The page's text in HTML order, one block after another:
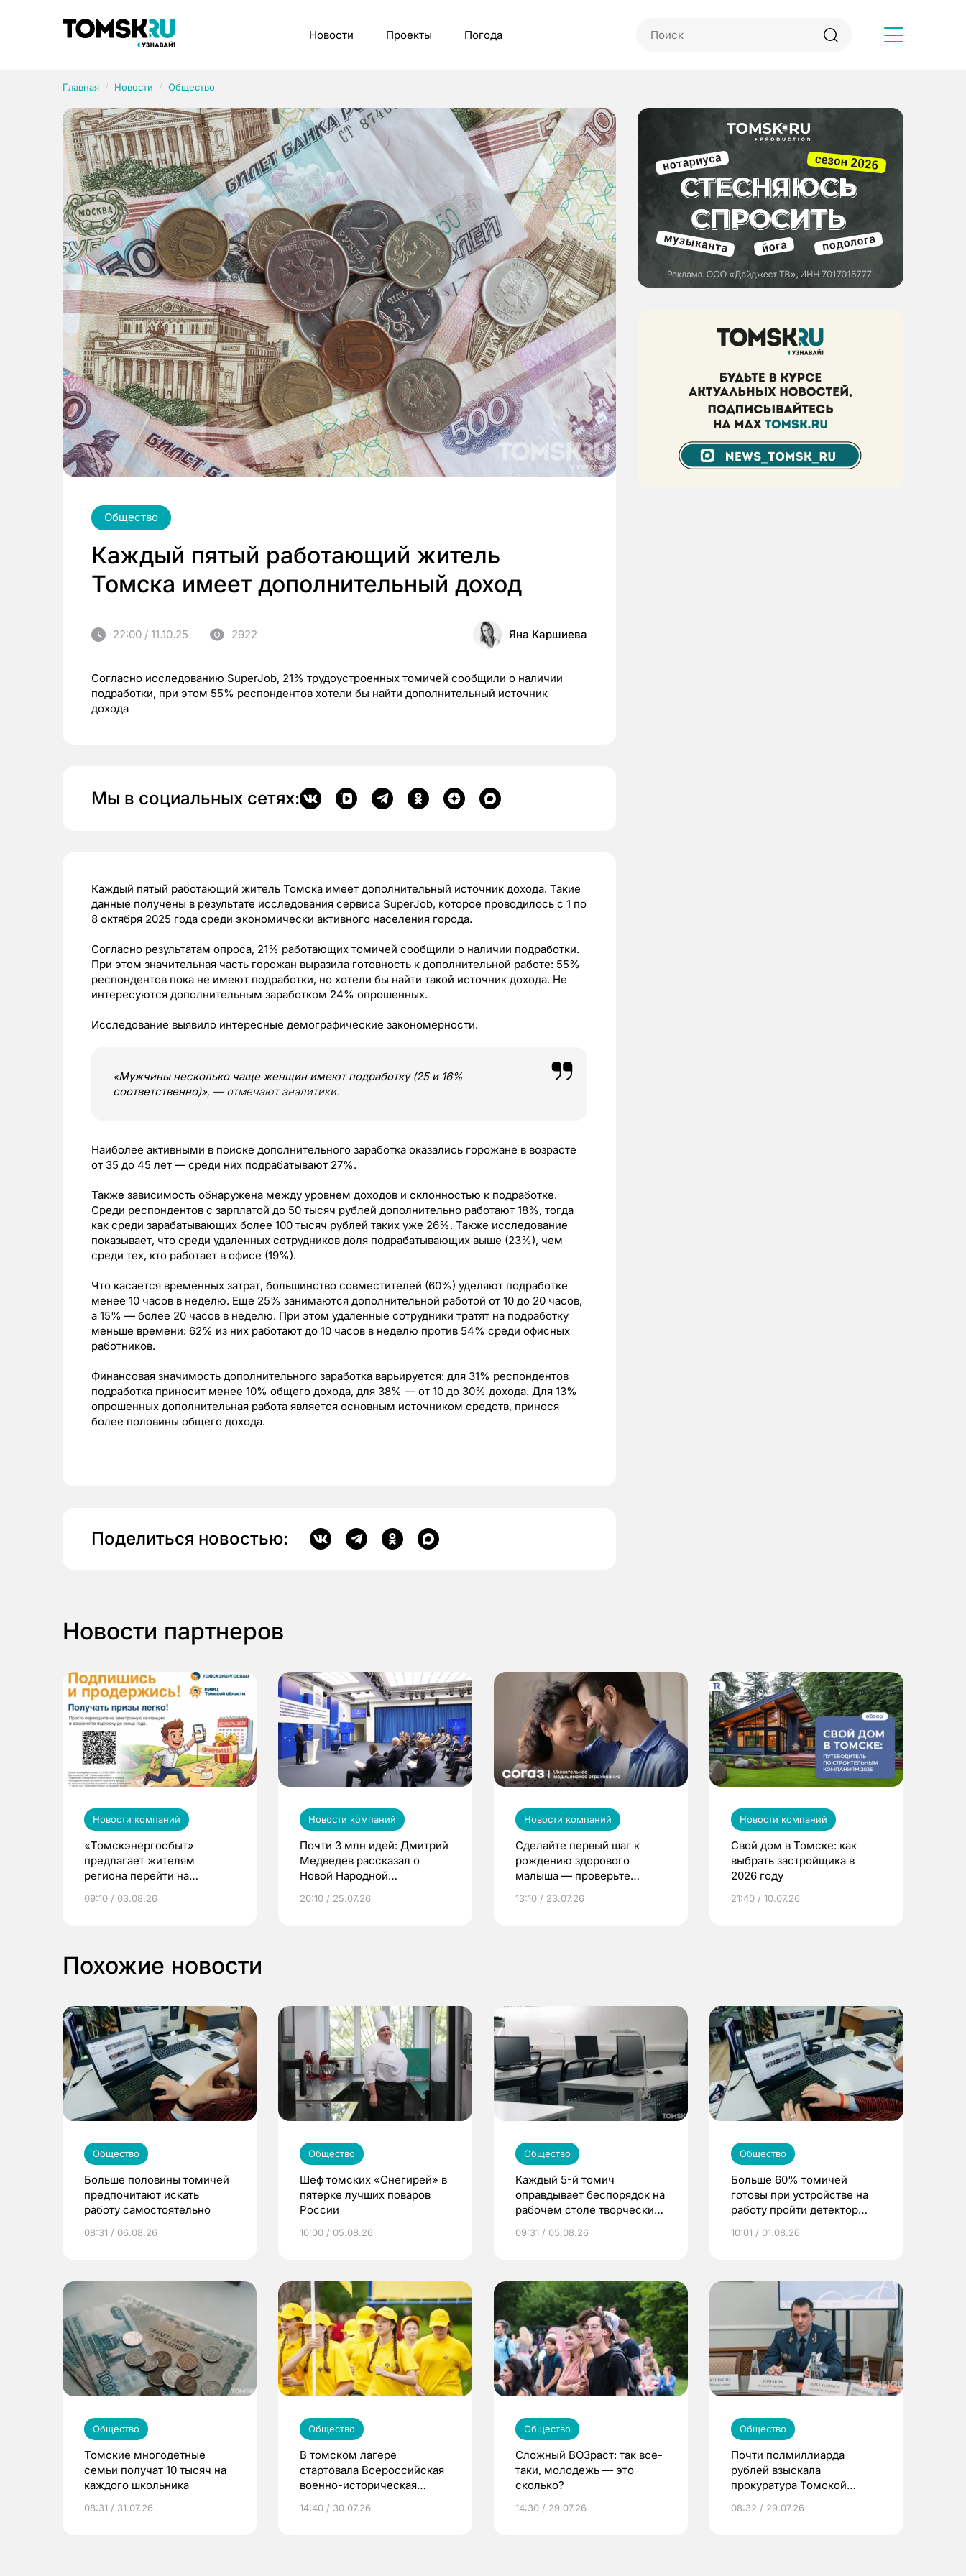
Новости Проекты Погода
Главная Новости Общество
Общество
Каждый пятый работающий житель
Томска имеет дополнительный доход
22:00 / 11.10.25 2922 Яна Каршиева
Согласно исследованию SuperJob, 21% трудоустроенных томичей сообщили о наличии
подработки, при этом 55% респондентов хотели бы найти дополнительный источник
дохода
Мы в социальных сетях:
Каждый пятый работающий житель Томска имеет дополнительный источник дохода. Такие
данные получены в результате исследования сервиса SuperJob, которое проводилось с 1 по
8 октября 2025 года среди экономически активного населения города.
Согласно результатам опроса, 21% работающих томичей сообщили о наличии подработки.
При этом значительная часть горожан выразила готовность к дополнительной работе: 55%
респондентов пока не имеют подработки, но хотели бы найти такой источник дохода. Не
интересуются дополнительным заработком 24% опрошенных.
Исследование выявило интересные демографические закономерности.
«Мужчины несколько чаще женщин имеют подработку (25 и 16%
соответственно)», — отмечают аналитики.
Наиболее активными в поиске дополнительного заработка оказались горожане в возрасте
от 35 до 45 лет — среди них подрабатывают 27%.
Также зависимость обнаружена между уровнем доходов и склонностью к подработке.
Среди респондентов с зарплатой до 50 тысяч рублей дополнительно работают 18%, тогда
как среди зарабатывающих более 100 тысяч рублей таких уже 26%. Также исследование
показывает, что среди удаленных сотрудников доля подрабатывающих выше (23%), чем
среди тех, кто работает в офисе (19%).
Что касается временных затрат, большинство совместителей (60%) уделяют подработке
менее 10 часов в неделю. Еще 25% занимаются дополнительной работой от 10 до 20 часов,
а 15% — более 20 часов в неделю. При этом удаленные сотрудники тратят на подработку
меньше времени: 62% из них работают до 10 часов в неделю против 54% среди офисных
работников.
Финансовая значимость дополнительного заработка варьируется: для 31% респондентов
подработка приносит менее 10% общего дохода, для 38% — от 10 до 30% дохода. Для 13%
опрошенных дополнительная работа является основным источником средств, принося
более половины общего дохода.
Поделиться новостью:
Новости партнеров
Новости компаний
«Томскэнергосбыт»
предлагает жителям
региона перейти на
выиграть призы
09:10 / 03.08.26
Новости компаний
Почти 3 млн идей: Дмитрий
Медведев рассказал о
Новой Народной
20:10 / 25.07.26
Новости компаний
Сделайте первый шаг к
рождению здорового
малыша — проверьте
по ОМС!
13:10 / 23.07.26
Новости компаний
Свой дом в Томске: как
выбрать застройщика в
2026 году
21:40 / 10.07.26
Похожие новости
Общество
Больше половины томичей
предпочитают искать
работу самостоятельно
08:31 / 06.08.26
Общество
Шеф томских «Снегирей» в
пятерке лучших поваров
России
10:00 / 05.08.26
Общество
Каждый 5-й томич
оправдывает беспорядок на
рабочем столе творческим
09:31 / 05.08.26
Общество
Больше 60% томичей
готовы при устройстве на
работу пройти детектор
10:01 / 01.08.26
Общество
Томские многодетные
семьи получат 10 тысяч на
каждого школьника
08:31 / 31.07.26
Общество
В томском лагере
стартовала Всероссийская
военно-историческая
14:40 / 30.07.26
Общество
Сложный ВОЗраст: так все-
таки, молодежь — это
сколько?
14:30 / 29.07.26
Общество
Почти полмиллиарда
рублей взыскала
прокуратура Томской
08:32 / 29.07.26
Рубрики